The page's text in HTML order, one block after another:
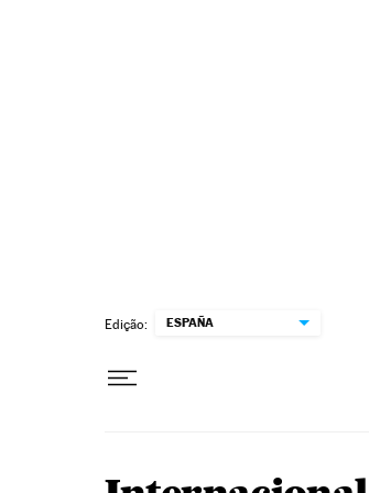
Edição: ESPAÑA